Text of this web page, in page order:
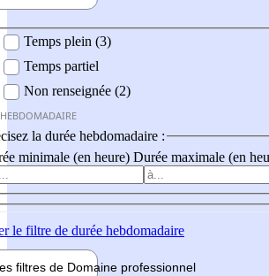
Temps plein (3)
Temps partiel
Non renseignée (2)
la durée hebdomadaire :
minimale (en heure) Durée maximale (en
le filtre de durée hebdomadaire
filtres de Domaine professionnel